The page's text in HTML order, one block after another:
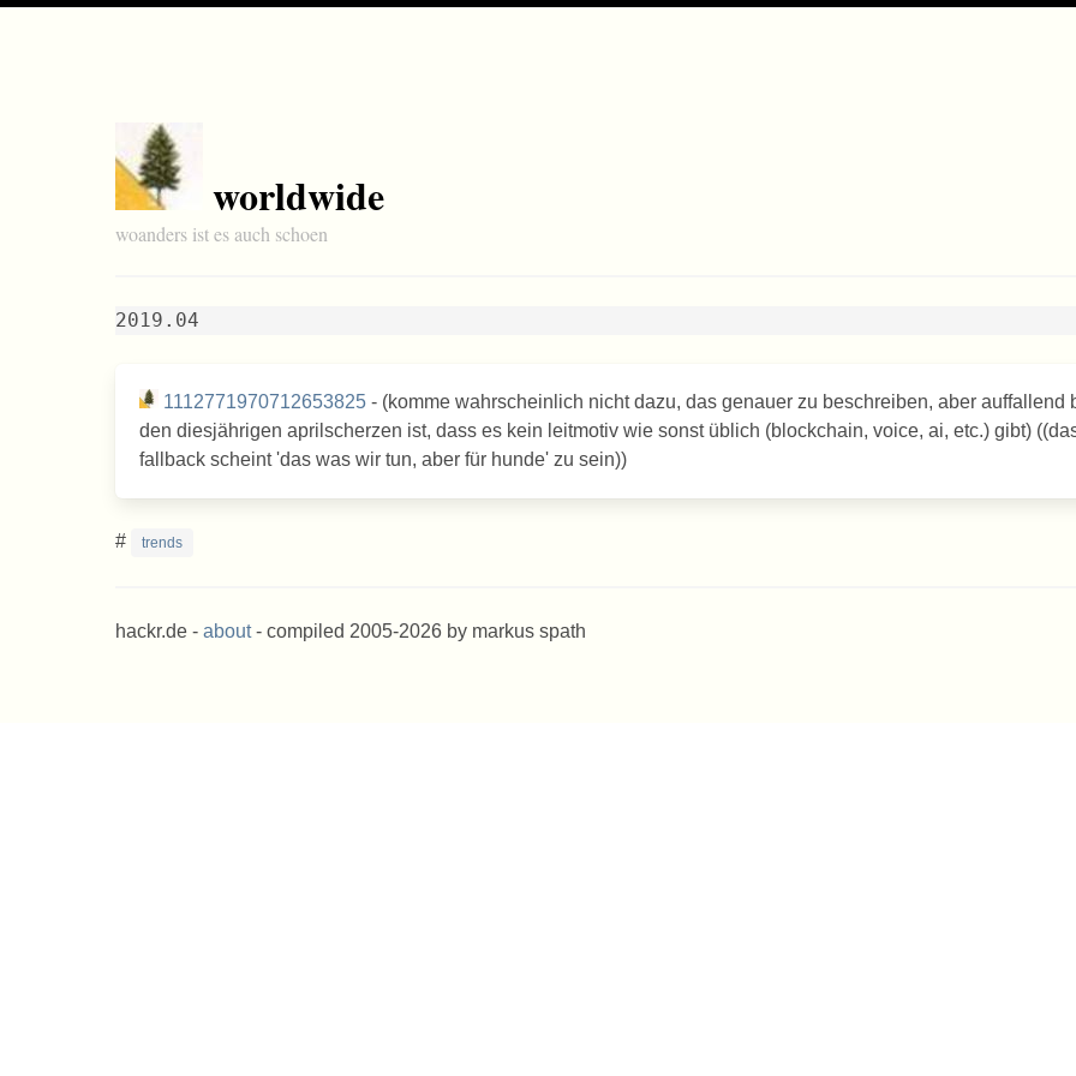
worldwide
woanders ist es auch schoen
2019.04
1112771970712653825 - (komme wahrscheinlich nicht dazu, das genauer zu beschreiben, aber auffallend
den diesjährigen aprilscherzen ist, dass es kein leitmotiv wie sonst üblich (blockchain, voice, ai, etc.) gibt)
fallback scheint 'das was wir tun, aber für hunde' zu sein))
# trends
hackr.de - about- compiled 2005-2026 by markus spath